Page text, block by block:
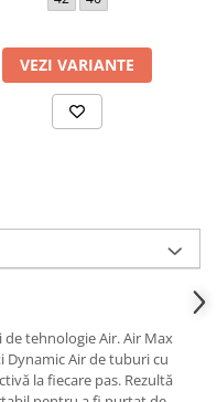
VEZI VARIANTE
tehnologie Air. Air Max
Air de tuburi cu
la fiecare pas. Rezultă